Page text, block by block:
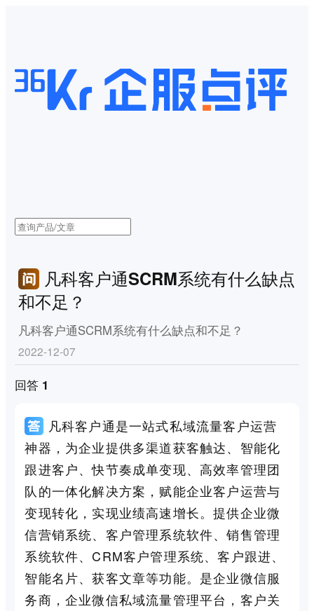
凡科客户通SCRM系统有什么缺点
和不足？
凡科客户通SCRM系统有什么缺点和不足？
2022-12-07
回答 1
凡科客户通是一站式私域流量客户运营
神器，为企业提供多渠道获客触达、智能化
跟进客户、快节奏成单变现、高效率管理团
队的一体化解决方案，赋能企业客户运营与
变现转化，实现业绩高速增长。提供企业微
信营销系统、客户管理系统软件、销售管理
系统软件、CRM客户管理系统、客户跟进、
智能名片、获客文章等功能。是企业微信服
务商，企业微信私域流量管理平台，客户关